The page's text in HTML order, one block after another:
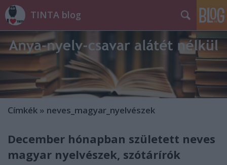
TINTA blog
Címkék » neves_magyar_nyelvészek
December hónapban született neves
magyar nyelvészek, szótárírók